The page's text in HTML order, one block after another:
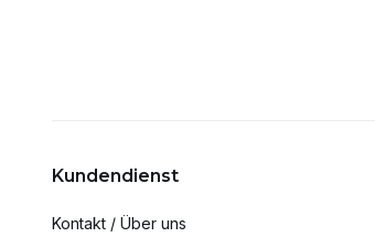
Kundendienst
Kontakt / Über uns